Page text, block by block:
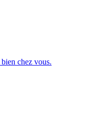
chez vous.